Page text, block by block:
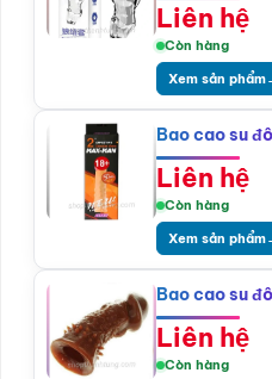
Liên hệ
Còn hàng
Xem sản phẩm
Bao cao su
Liên hệ
Còn hàng
Xem sản phẩm
Bao cao su
Liên hệ
Còn hàng